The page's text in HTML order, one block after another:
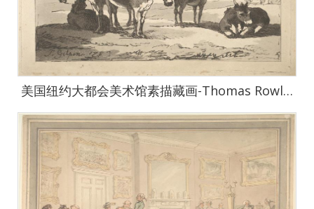
美国纽约大都会美术馆素描藏画-Thomas RowlandsonShore Scene With Cattle in the Foreground and Boats-1624